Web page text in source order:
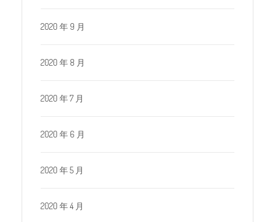
2020 年 9 月
2020 年 8 月
2020 年 7 月
2020 年 6 月
2020 年 5 月
2020 年 4 月